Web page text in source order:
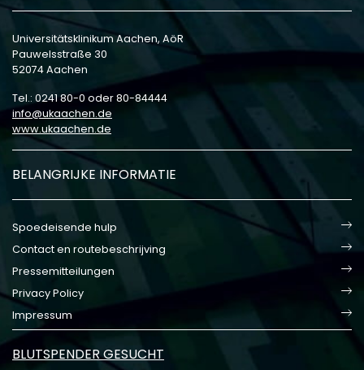
Universitätsklinikum Aachen, AöR
Pauwelsstraße 30
52074 Aachen
Tel.: 0241 80-0 oder 80-84444
info
ukaachen de
www.ukaachen.de
BELANGRIJKE INFORMATIE
Spoedeisende hulp
Contact en routebeschrijving
Pressemitteilungen
Privacy Policy
Impressum
BLUTSPENDER GESUCHT